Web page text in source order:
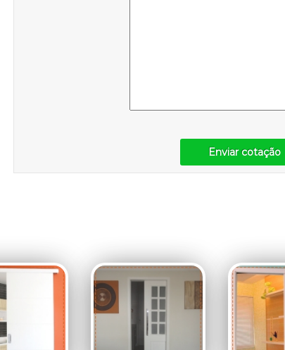
Enviar cotação